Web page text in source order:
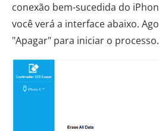
conexão bem-sucedida do
você verá a interface abaixo.
"Apagar" para iniciar o processo.